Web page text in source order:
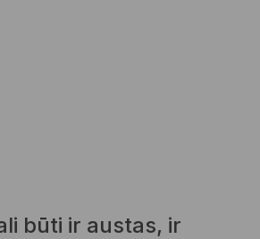
būti ir austas, ir